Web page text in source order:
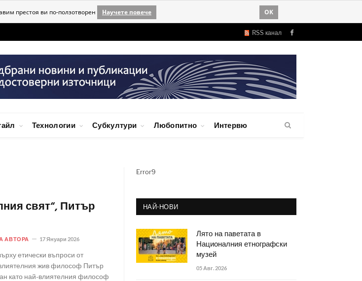
престоя ви по-ползотворен Научете повече OK
RSS канал Facebook
Технологии Субкултури Любопитно Интервю
свят“, Питър
АВТОРА 17 Януари 2026
етически въпроси от
жив философ Питър
като най-влиятелния философ
Error9
НАЙ-НОВИ
Лято на паветата в
Националния етнографски
музей
05 Авг. 2026